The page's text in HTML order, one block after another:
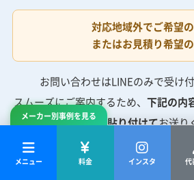
メーカー別事例を見る
メニュー 料金 インスタ 代
対応地域外でご希望の
またはお見積り希望
お問い合わせはLINEのみで受け
スムーズにご案内するため、 下記の内
そのまま貼り付けてお送り
LINEの一通目にお送りいただく内容